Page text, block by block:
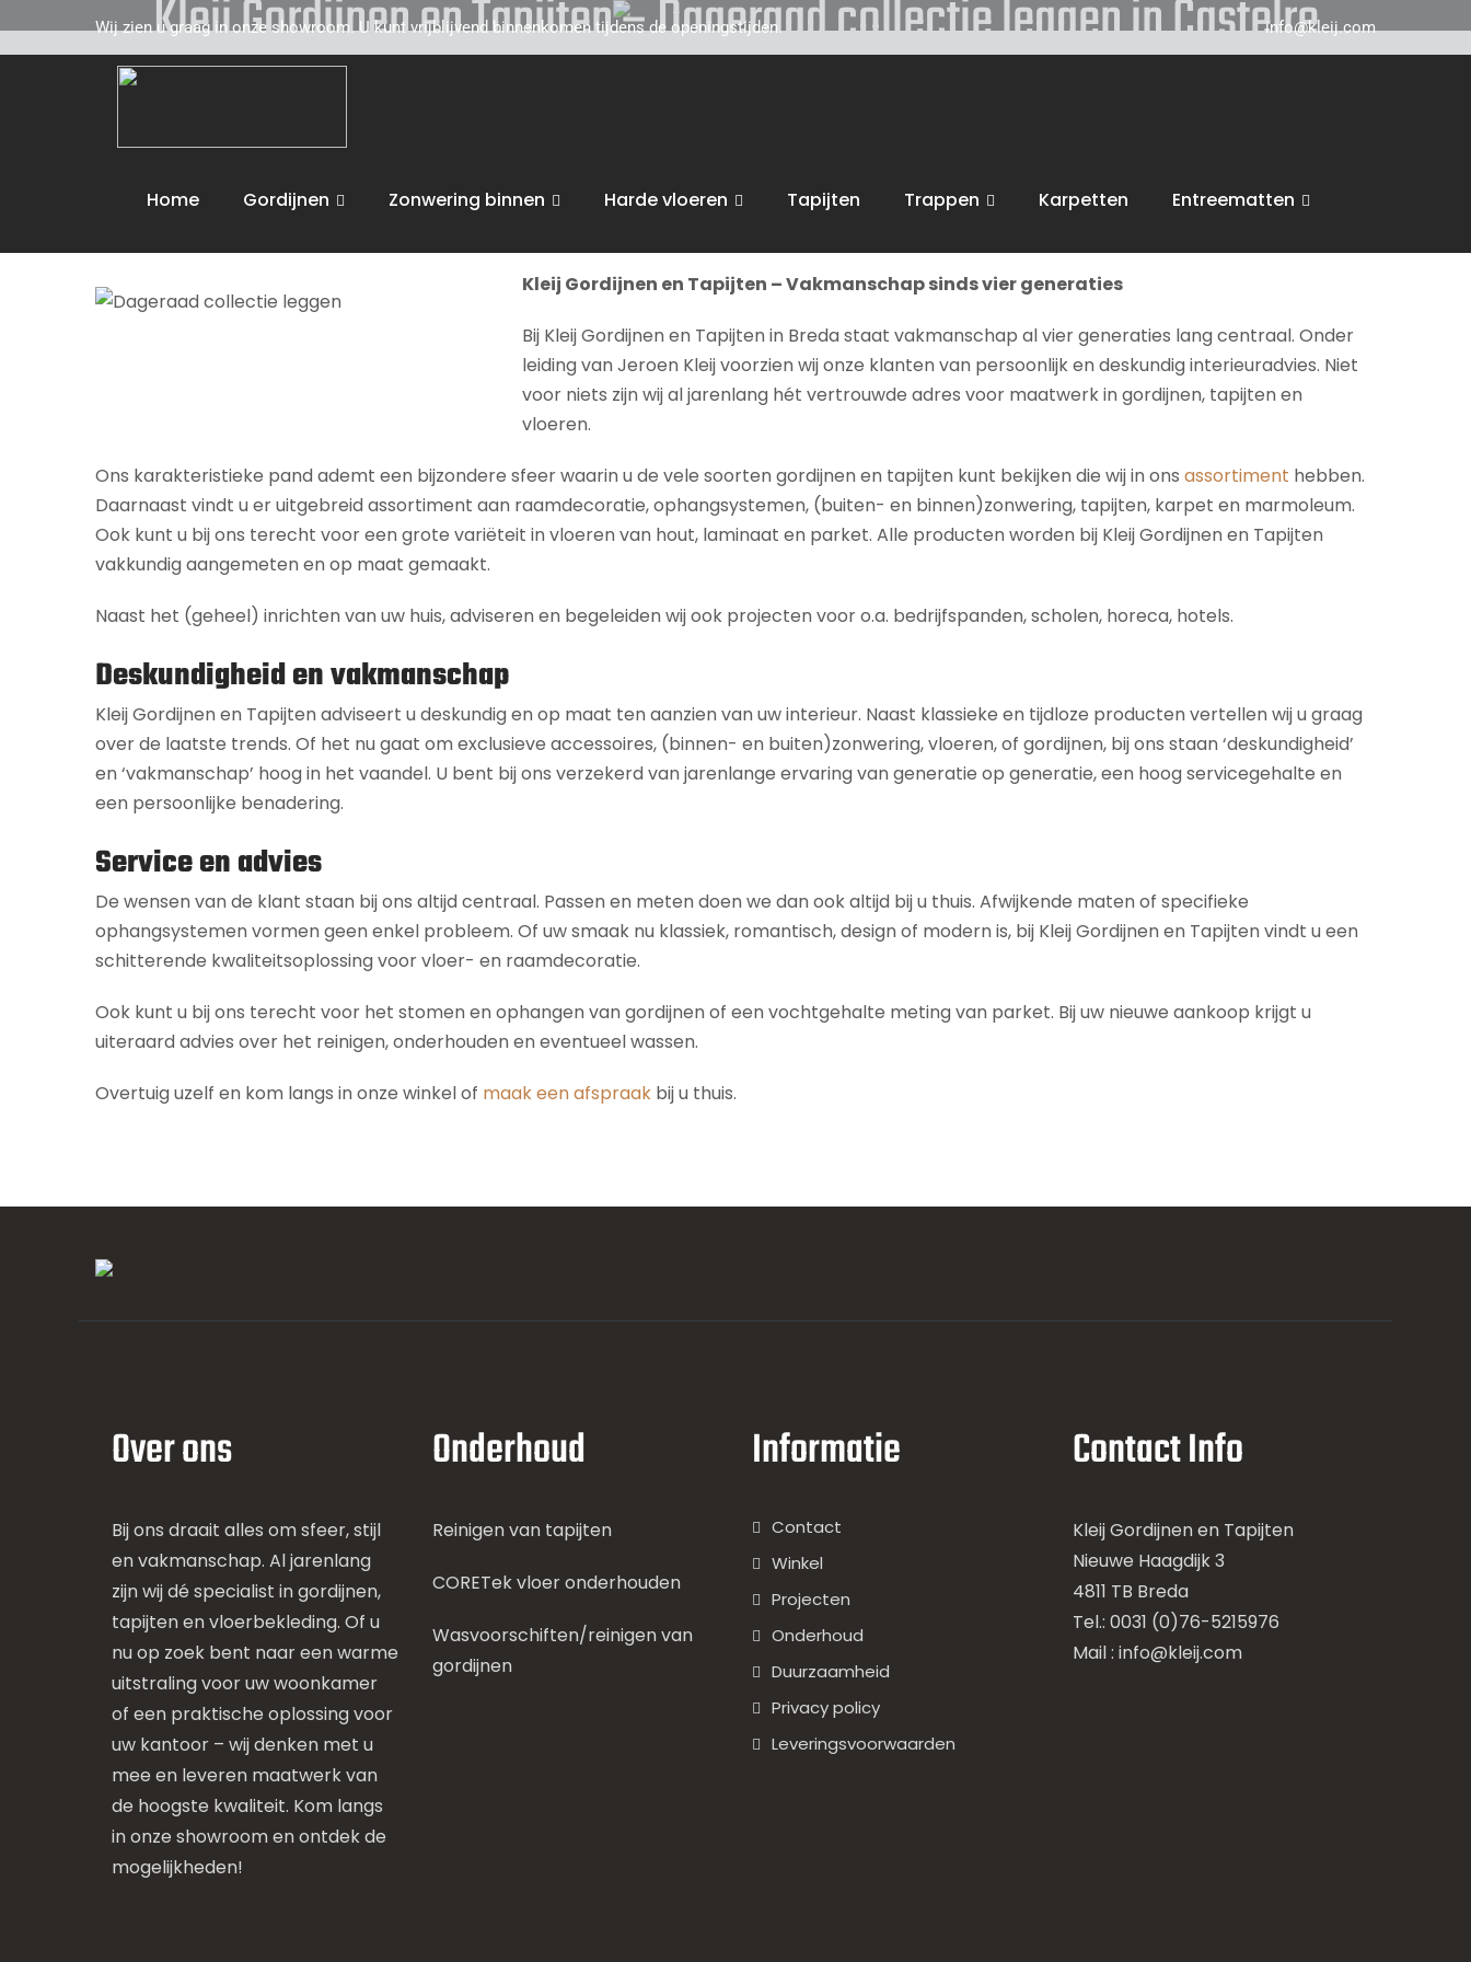
Wij zien u graag in onze showroom. U kunt vrijblijvend binnenkomen tijdens de openingstijden. info@kleij.com
Home Gordijnen Zonwering binnen Harde vloeren Tapijten Trappen Karpetten Entreematten
Kleij Gordijnen en Tapijten – Dageraad collectie leggen in Castelre
toe. Wij adviseren u vakkundig op het gebied van uw interieur, van raamdecoratie of tapijten, tot zonwering, trappen en vloeren. Wij voeren dan ook
Kleij Gordijnen en Tapijten – Vakmanschap sinds vier generaties
Bij Kleij Gordijnen en Tapijten in Breda staat vakmanschap al vier generaties lang centraal. Onder
leiding van Jeroen Kleij voorzien wij onze klanten van persoonlijk en deskundig interieuradvies. Niet
voor niets zijn wij al jarenlang hét vertrouwde adres voor maatwerk in gordijnen, tapijten en
vloeren.
Ons karakteristieke pand ademt een bijzondere sfeer waarin u de vele soorten gordijnen en tapijten kunt bekijken die wij in ons assortiment hebben.
Daarnaast vindt u er uitgebreid assortiment aan raamdecoratie, ophangsystemen, (buiten- en binnen)zonwering, tapijten, karpet en marmoleum.
Ook kunt u bij ons terecht voor een grote variëteit in vloeren van hout, laminaat en parket. Alle producten worden bij Kleij Gordijnen en Tapijten
vakkundig aangemeten en op maat gemaakt.
Naast het (geheel) inrichten van uw huis, adviseren en begeleiden wij ook projecten voor o.a. bedrijfspanden, scholen, horeca, hotels.
Deskundigheid en vakmanschap
Kleij Gordijnen en Tapijten adviseert u deskundig en op maat ten aanzien van uw interieur. Naast klassieke en tijdloze producten vertellen wij u graag
over de laatste trends. Of het nu gaat om exclusieve accessoires, (binnen- en buiten)zonwering, vloeren, of gordijnen, bij ons staan ‘deskundigheid’
en ‘vakmanschap’ hoog in het vaandel. U bent bij ons verzekerd van jarenlange ervaring van generatie op generatie, een hoog servicegehalte en
een persoonlijke benadering.
Service en advies
De wensen van de klant staan bij ons altijd centraal. Passen en meten doen we dan ook altijd bij u thuis. Afwijkende maten of specifieke
ophangsystemen vormen geen enkel probleem. Of uw smaak nu klassiek, romantisch, design of modern is, bij Kleij Gordijnen en Tapijten vindt u een
schitterende kwaliteitsoplossing voor vloer- en raamdecoratie.
Ook kunt u bij ons terecht voor het stomen en ophangen van gordijnen of een vochtgehalte meting van parket. Bij uw nieuwe aankoop krijgt u
uiteraard advies over het reinigen, onderhouden en eventueel wassen.
Overtuig uzelf en kom langs in onze winkel of maak een afspraak bij u thuis.
Over ons
Bij ons draait alles om sfeer, stijl
en vakmanschap. Al jarenlang
zijn wij dé specialist in gordijnen,
tapijten en vloerbekleding. Of u
nu op zoek bent naar een warme
uitstraling voor uw woonkamer
of een praktische oplossing voor
uw kantoor – wij denken met u
mee en leveren maatwerk van
de hoogste kwaliteit. Kom langs
in onze showroom en ontdek de
mogelijkheden!
Onderhoud
Reinigen van tapijten
CORETek vloer onderhouden
Wasvoorschiften/reinigen van
gordijnen
Informatie
Contact
Winkel
Projecten
Onderhoud
Duurzaamheid
Privacy policy
Leveringsvoorwaarden
Contact Info
Kleij Gordijnen en Tapijten
Nieuwe Haagdijk 3
4811 TB Breda
Tel.: 0031 (0)76-5215976
Mail : info@kleij.com